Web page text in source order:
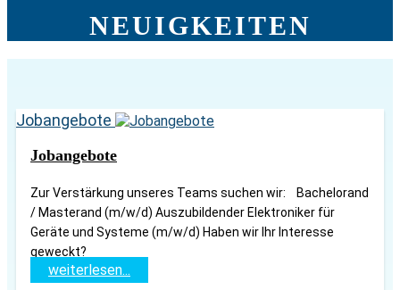
NEUIGKEITEN
Jobangebote
Jobangebote
Zur Verstärkung unseres Teams suchen wir: Bachelorand
/ Masterand (m/w/d) Auszubildender Elektroniker für
Geräte und Systeme (m/w/d) Haben wir Ihr Interesse
geweckt?
weiterlesen...